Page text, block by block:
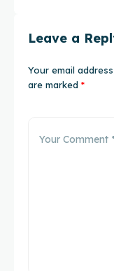
Leave a
Your email
are marked *